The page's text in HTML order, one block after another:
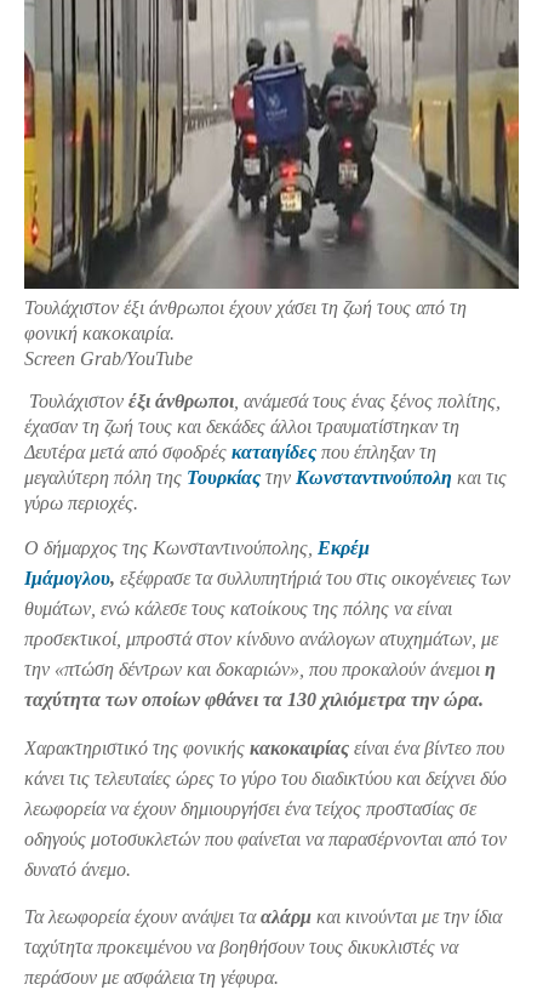
Τουλάχιστον έξι άνθρωποι έχουν χάσει τη ζωή τους από τη
φονική κακοκαιρία.
Screen Grab/YouTube
Τουλάχιστον έξι άνθρωποι , ανάμεσά τους ένας ξένος πολίτης,
έχασαν τη ζωή τους και δεκάδες άλλοι τραυματίστηκαν τη
Δευτέρα μετά από σφοδρές καταιγίδες που έπληξαν τη
μεγαλύτερη πόλη της Τουρκίας την Κωνσταντινούπολη και τις
γύρω περιοχές.
Ο δήμαρχος της Κωνσταντινούπολης, Εκρέμ
Ιμάμογλου, εξέφρασε τα συλλυπητήριά του στις οικογένειες των
θυμάτων, ενώ κάλεσε τους κατοίκους της πόλης να είναι
προσεκτικοί, μπροστά στον κίνδυνο ανάλογων ατυχημάτων, με
την «πτώση δέντρων και δοκαριών», που προκαλούν άνεμοι η
ταχύτητα των οποίων φθάνει τα 130 χιλιόμετρα την ώρα.
Χαρακτηριστικό της φονικής κακοκαιρίας είναι ένα βίντεο που
κάνει τις τελευταίες ώρες το γύρο του διαδικτύου και δείχνει δύο
λεωφορεία να έχουν δημιουργήσει ένα τείχος προστασίας σε
οδηγούς μοτοσυκλετών που φαίνεται να παρασέρνονται από τον
δυνατό άνεμο.
Τα λεωφορεία έχουν ανάψει τααλάρμ και κινούνται με την ίδια
ταχύτητα προκειμένου να βοηθήσουν τους δικυκλιστές να
περάσουν με ασφάλεια τη γέφυρα.